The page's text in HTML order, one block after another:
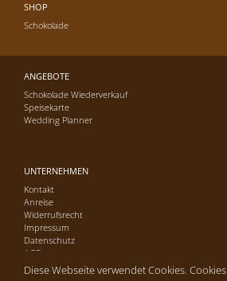
SHOP
Schokolade
ANGEBOTE
Schokolade Wiederverkauf
Speisekarte
Wedding Planner
UNTERNEHMEN
Kontakt
Anreise
Widerrufsrecht
Impressum
Datenschutz
AGB
Diese Webseite verwendet Cookies. Cookies